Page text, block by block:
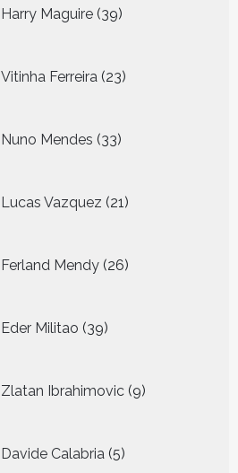
Harry Maguire 39
producten
Vitinha Ferreira 23
producten
Nuno Mendes 33
producten
Lucas Vazquez 21
producten
Ferland Mendy 26
producten
Eder Militao 39
producten
Zlatan Ibrahimovic 9
producten
Davide Calabria 5
producten